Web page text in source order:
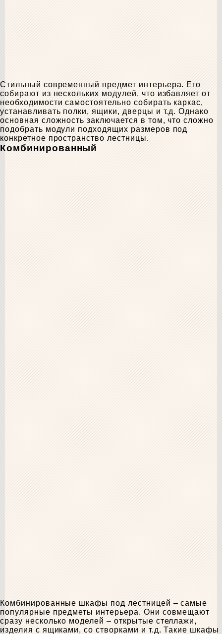
Стильный современный предмет интерьера. Его
собирают из нескольких модулей, что избавляет от
необходимости самостоятельно собирать каркас,
устанавливать полки, ящики, дверцы и т.д. Однако
основная сложность заключается в том, что сложно
подобрать модули подходящих размеров под
конкретное пространство лестницы.
Комбинированный
Комбинированные шкафы под лестницей – самые
популярные предметы интерьера. Они совмещают
сразу несколько моделей – открытые стеллажи,
изделия с ящиками, со створками и т.д. Такие шкафы